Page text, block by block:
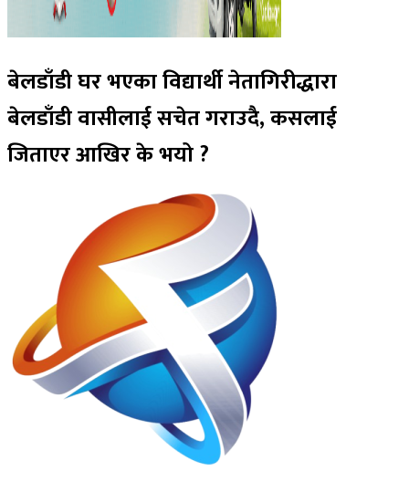
बेलडाँडी घर भएका विद्यार्थी नेतागिरीद्धारा
बेलडाँडी वासीलाई सचेत गराउदै, कसलाई
जिताएर आखिर के भयो ?